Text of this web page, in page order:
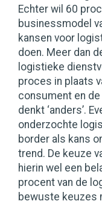
Echter wil 60
businessmodel
kansen voor
doen. Meer dan
logistieke
proces in plaats
consument en
denkt ‘anders’.
onderzochte
border als kans
trend. De keuze
hierin wel een
procent van de
bewuste keuzes